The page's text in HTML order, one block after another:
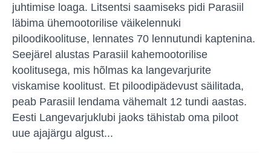
juhtimise loaga. Litsentsi saamiseks pidi Parasiil
läbima ühemootorilise väikelennuki
piloodikoolituse, lennates 70 lennutundi kaptenina.
Seejärel alustas Parasiil kahemootorilise
koolitusega, mis hõlmas ka langevarjurite
viskamise koolitust. Et piloodipädevust säilitada,
peab Parasiil lendama vähemalt 12 tundi aastas.
Eesti Langevarjuklubi jaoks tähistab oma piloot
uue ajajärgu algust...